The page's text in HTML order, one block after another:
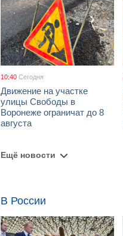
10:40 Сегодня
Движение на участке
улицы Свободы в
Воронеже ограничат до 8
августа
Ещё новости
В России